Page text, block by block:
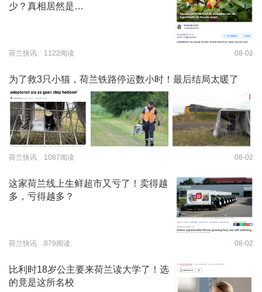
少？真相居然是…
荷兰快讯 1122阅读 08-02
为了救3只小猫，荷兰铁路停运数小时！最后结局太暖了
荷兰快讯 1087阅读 08-02
这家荷兰线上生鲜超市又亏了！卖得越
多，亏得越多？
荷兰快讯 879阅读 08-02
比利时18岁公主要来荷兰读大学了！选
的竟是这所名校